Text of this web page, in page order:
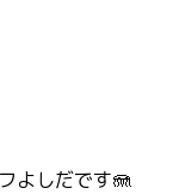
よしだです🪼